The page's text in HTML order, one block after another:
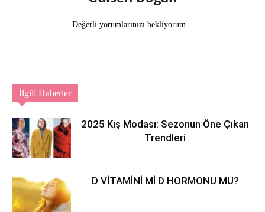
Değerli yorumlarınızı bekliyorum...
İlgili Haberler
2025 Kış Modası: Sezonun Öne Çıkan
Trendleri
D VİTAMİNİ Mİ D HORMONU MU?